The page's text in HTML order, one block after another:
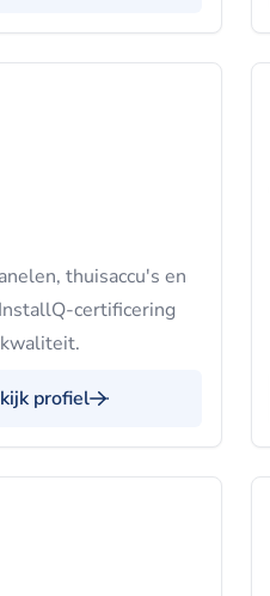
thuisaccu's en
certificering
profiel